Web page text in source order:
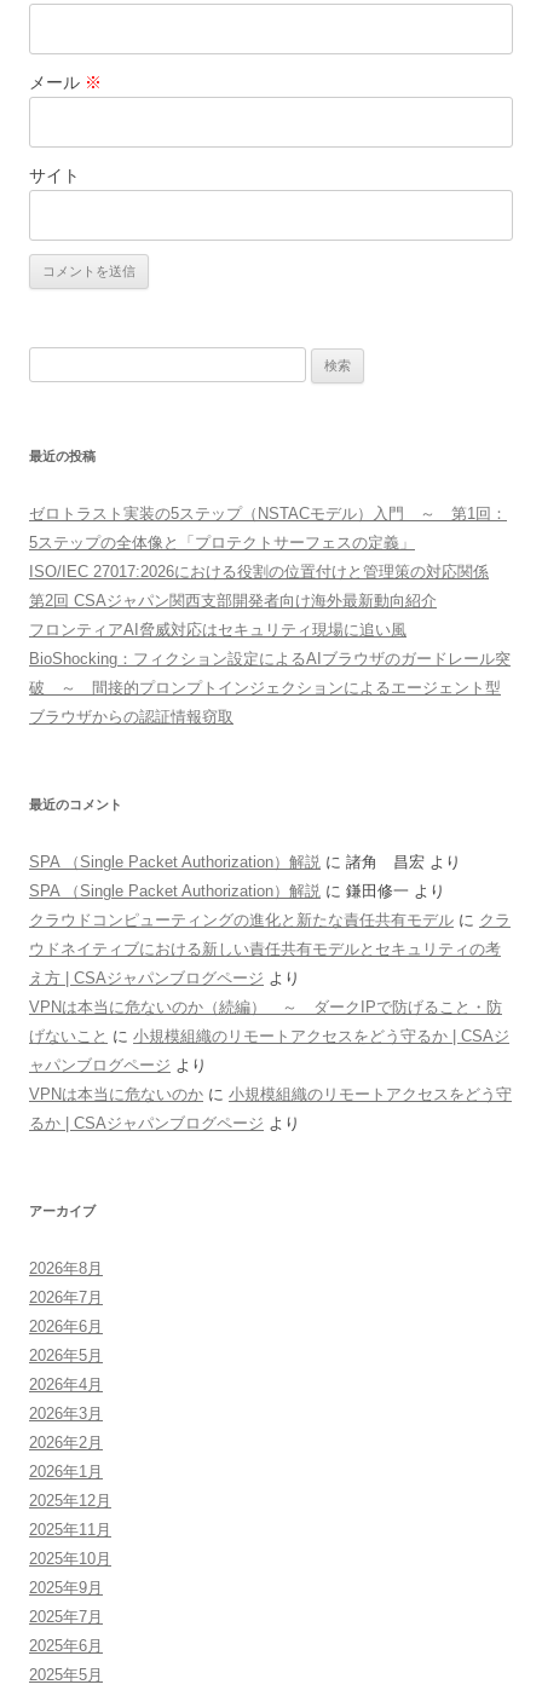
メール ※
サイト
索:
最近の投稿
ゼロトラスト実装の5ステップ（NSTACモデル）入門 ～ 第1回：
5ステップの全体像と「プロテクトサーフェスの定義」
ISO/IEC 27017:2026における役割の位置付けと管理策の対応関係
第2回 CSAジャパン関西支部開発者向け海外最新動向紹介
フロンティアAI脅威対応はセキュリティ現場に追い風
BioShocking：フィクション設定によるAIブラウザのガードレール突
破 ～ 間接的プロンプトインジェクションによるエージェント型
ブラウザからの認証情報窃取
最近のコメント
SPA （Single Packet Authorization）解説 に 諸角 昌宏 より
SPA （Single Packet Authorization）解説 に 鎌田修一 より
クラウドコンピューティングの進化と新たな責任共有モデル に クラ
ウドネイティブにおける新しい責任共有モデルとセキュリティの考
え方 | CSAジャパンブログページ より
VPNは本当に危ないのか（続編） ～ ダークIPで防げること・防
げないこと に 小規模組織のリモートアクセスをどう守るか | CSAジ
ャパンブログページ より
VPNは本当に危ないのか に 小規模組織のリモートアクセスをどう守
るか | CSAジャパンブログページ より
アーカイブ
2026年8月
2026年7月
2026年6月
2026年5月
2026年4月
2026年3月
2026年2月
2026年1月
2025年12月
2025年11月
2025年10月
2025年9月
2025年7月
2025年6月
2025年5月